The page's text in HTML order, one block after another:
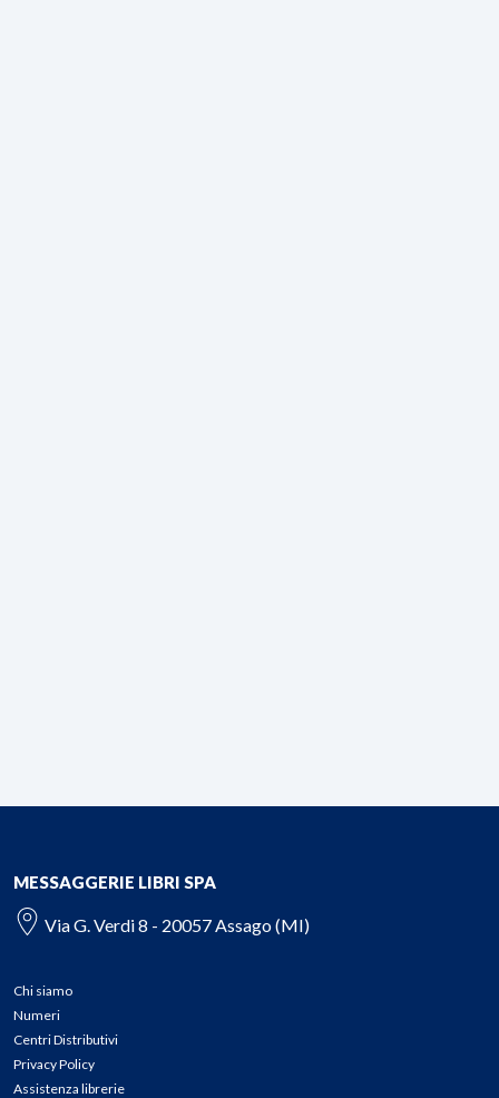
MESSAGGERIE LIBRI SPA
Via G. Verdi 8 - 20057 Assago (MI)
Chi siamo
Numeri
Centri Distributivi
Privacy Policy
Assistenza librerie